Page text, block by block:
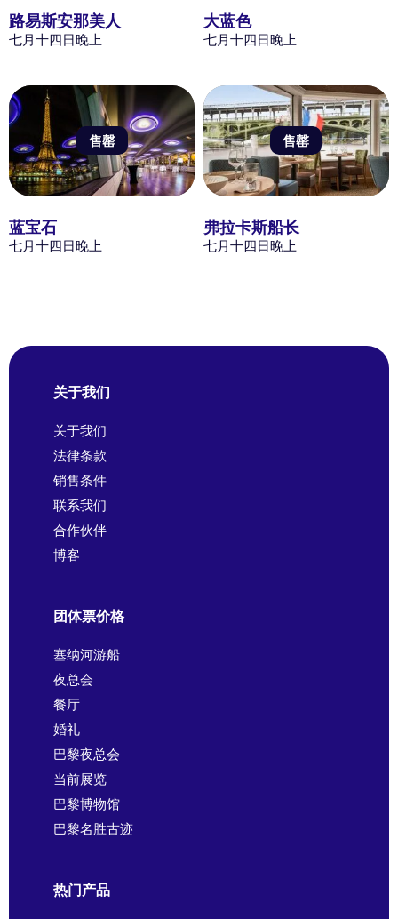
路易斯安那美人
七月十四日晚上
大蓝色
七月十四日晚上
售罄
蓝宝石
七月十四日晚上
售罄
弗拉卡斯船长
七月十四日晚上
关于我们
关于我们
法律条款
销售条件
联系我们
合作伙伴
博客
团体票价格
塞纳河游船
夜总会
餐厅
婚礼
巴黎夜总会
当前展览
巴黎博物馆
巴黎名胜古迹
热门产品